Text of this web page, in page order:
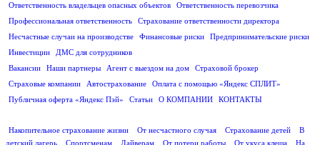
Ответственность владельцев опасных объектов
Ответственность перевозчика
Профессиональная ответственность
Страхование ответственности директора
Несчастные случаи на производстве
Финансовые риски
Предпринимательские риски
Инвестиции
ДМС для сотрудников
Вакансии
Наши партнеры Агент с выездом на дом
Страховой брокер
Страховые компании
Автострахование
Оплата с помощью «Яндекс СПЛИТ»
Публичная оферта «Яндекс Пэй»
Статьи О КОМПАНИИ
КОНТАКТЫ
Накопительное страхование жизни
От несчастного случая Страхование детей
В
детский лагерь
Спортсменам Дайверам От потери работы От укуса клеща
На